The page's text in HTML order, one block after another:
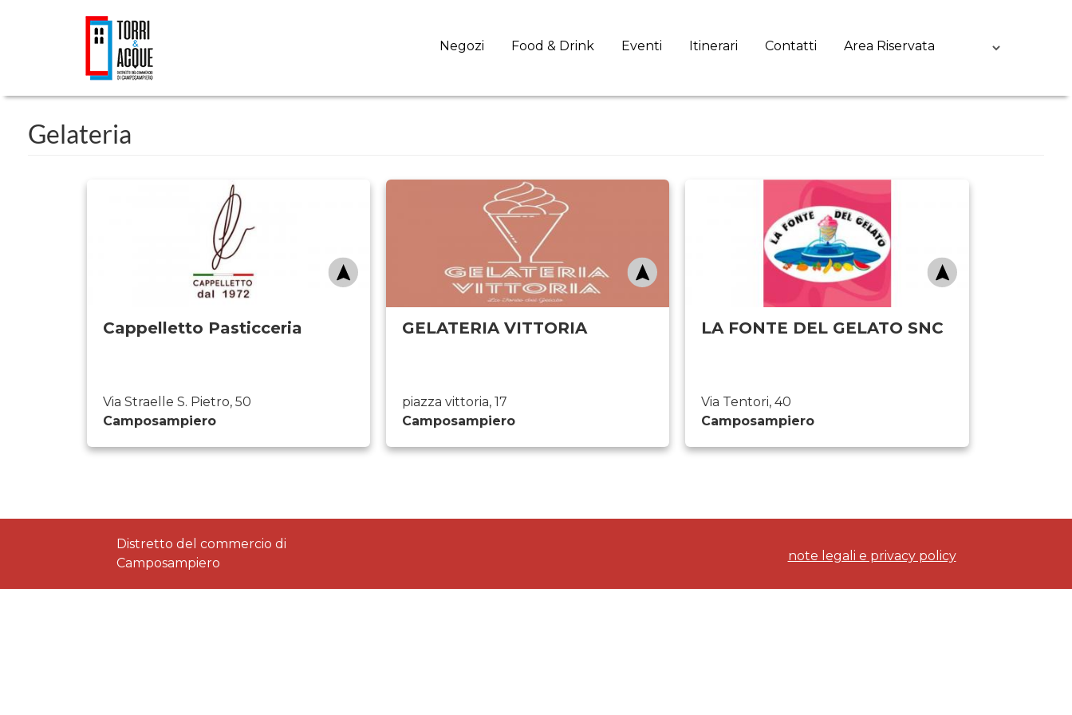
Negozi Food & Drink Eventi Itinerari Contatti Area Riservata
Gelateria
Cappelletto Pasticceria
Via Straelle S. Pietro, 50
Camposampiero
GELATERIA VITTORIA
piazza vittoria, 17
Camposampiero
LA FONTE DEL GELATO SNC
Via Tentori, 40
Camposampiero
Distretto del commercio di
Camposampiero
note legali e privacy policy